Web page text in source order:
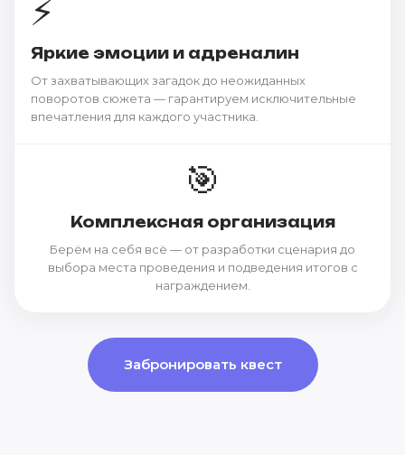
⚡
Яркие эмоции и адреналин
От захватывающих загадок до неожиданных
поворотов сюжета — гарантируем исключительные
впечатления для каждого участника.
🎯
Комплексная организация
Берём на себя всё — от разработки сценария до
выбора места проведения и подведения итогов с
награждением.
Забронировать квест